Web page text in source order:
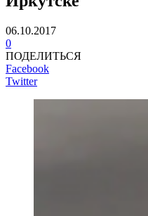
06.10.2017
0
ПОДЕЛИТЬСЯ
Facebook
Twitter